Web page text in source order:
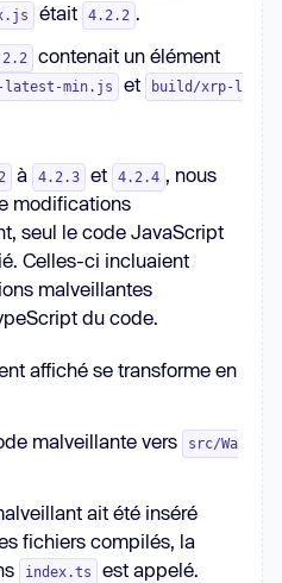
était 4.2.2 .
contenait un élément
latest-min.js et
build/xrp-l
à 4.2.3 et 4.2.4 , nous
modifications
seul le code JavaScript
Celles-ci incluaient
malveillantes
du code.
affiché se transforme en
malveillante vers
src/Wa
ait été inséré
fichiers compilés, la
index.ts est appelé.